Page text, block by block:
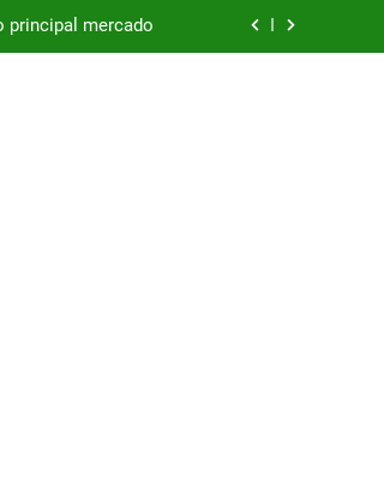
principal mercado
mercado
oleada de
100.000 millones